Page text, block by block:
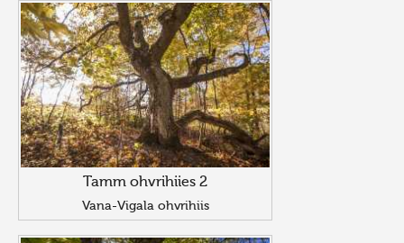
Tamm ohvrihiies 2
Vana-Vigala ohvrihiis